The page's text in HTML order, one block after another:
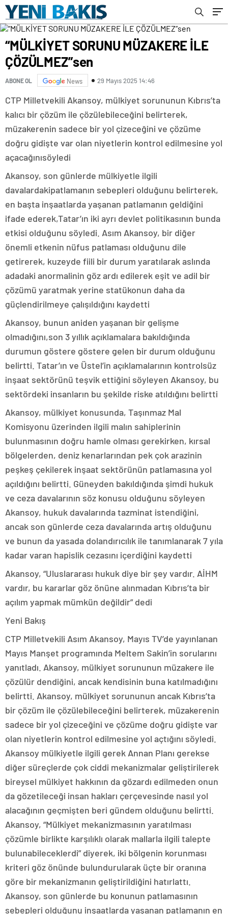
“MÜLKİYET SORUNU MÜZAKERE İLE
ÇÖZÜLMEZ”sen
ABONE OL News 29 Mayıs 2025 14:46
CTP Milletvekili Akansoy, mülkiyet sorununun Kıbrıs’ta
kalıcı bir çözüm ile çözülebileceğini belirterek,
müzakerenin sadece bir yol çizeceğini ve çözüme
doğru gidişte var olan niyetlerin kontrol edilmesine yol
açacağınısöyledi
Akansoy, son günlerde mülkiyetle ilgili
davalardakipatlamanın sebepleri olduğunu belirterek,
en başta inşaatlarda yaşanan patlamanın geldiğini
ifade ederek,Tatar’ın iki ayrı devlet politikasının bunda
etkisi olduğunu söyledi. Asım Akansoy, bir diğer
önemli etkenin nüfus patlaması olduğunu dile
getirerek, kuzeyde fiili bir durum yaratılarak aslında
adadaki anormalinin göz ardı edilerek eşit ve adil bir
çözümü yaratmak yerine statükonun daha da
güçlendirilmeye çalışıldığını kaydetti
Akansoy, bunun aniden yaşanan bir gelişme
olmadığını,son 3 yıllık açıklamalara bakıldığında
durumun göstere göstere gelen bir durum olduğunu
belirtti. Tatar’ın ve Üstel’in açıklamalarının kontrolsüz
inşaat sektörünü teşvik ettiğini söyleyen Akansoy, bu
sektördeki insanların bu şekilde riske atıldığını belirtti
Akansoy, mülkiyet konusunda, Taşınmaz Mal
Komisyonu üzerinden ilgili malın sahiplerinin
bulunmasının doğru hamle olması gerekirken, kırsal
bölgelerden, deniz kenarlarından pek çok arazinin
peşkeş çekilerek inşaat sektörünün patlamasına yol
açıldığını belirtti. Güneyden bakıldığında şimdi hukuk
ve ceza davalarının söz konusu olduğunu söyleyen
Akansoy, hukuk davalarında tazminat istendiğini,
ancak son günlerde ceza davalarında artış olduğunu
ve bunun da yasada dolandırıcılık ile tanımlanarak 7 yıla
kadar varan hapislik cezasını içerdiğini kaydetti
Akansoy, “Uluslararası hukuk diye bir şey vardır. AİHM
vardır, bu kararlar göz önüne alınmadan Kıbrıs’ta bir
açılım yapmak mümkün değildir” dedi
Yeni Bakış
CTP Milletvekili Asım Akansoy, Mayıs TV’de yayınlanan
Mayıs Manşet programında Meltem Sakin’in sorularını
yanıtladı. Akansoy, mülkiyet sorununun müzakere ile
çözülür dendiğini, ancak kendisinin buna katılmadığını
belirtti. Akansoy, mülkiyet sorununun ancak Kıbrıs’ta
bir çözüm ile çözülebileceğini belirterek, müzakerenin
sadece bir yol çizeceğini ve çözüme doğru gidişte var
olan niyetlerin kontrol edilmesine yol açtığını söyledi.
Akansoy mülkiyetle ilgili gerek Annan Planı gerekse
diğer süreçlerde çok ciddi mekanizmalar geliştirilerek
bireysel mülkiyet hakkının da gözardı edilmeden onun
da gözetileceği insan hakları çerçevesinde nasıl yol
alacağının geçmişten beri gündem olduğunu belirtti.
Akansoy, “Mülkiyet mekanizmasının yaratılması
çözümle birlikte karşılıklı olarak mallarla ilgili talepte
bulunabileceklerdi” diyerek, iki bölgenin korunması
kriteri göz önünde bulundurularak üçte bir oranına
göre bir mekanizmanın geliştirildiğini hatırlattı.
Akansoy, son günlerde bu konunun patlamasının
sebepleri olduğunu inşaatlarda yaşanan patlamanın en